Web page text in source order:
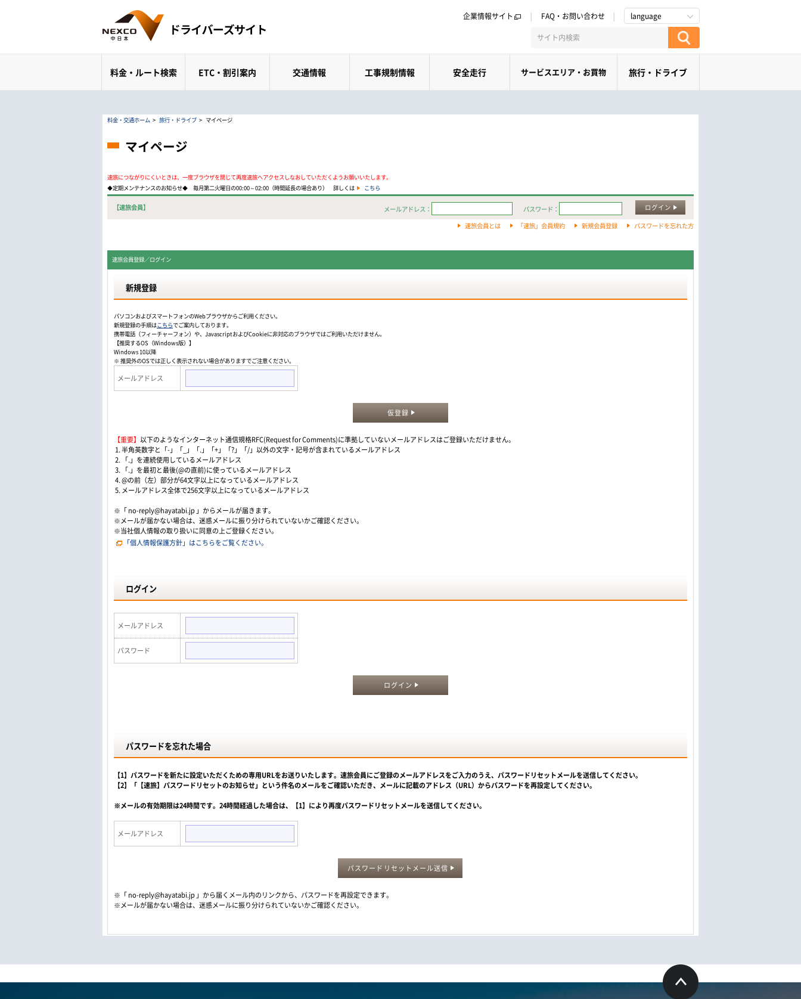
企業情報サイト FAQ・お問い合わせ language
料金・ルート検索 ETC・割引案内 交通情報 工事規制情報 安全走行 サービスエリア・お買物 旅行・ドライブ
料金・交通ホーム > 旅行・ドライブ > マイページ
マイページ
速旅につながりにくいときは、一度ブラウザを閉じて再度速旅へアクセスしなおしていただくようお願いいたします。
◆定期メンテナンスのお知らせ◆ 毎月第二火曜日の00:00～02:00（時間延長の場合あり） 詳しくは
こちら
【速旅会員】 メールアドレス： パスワード： ログイン
速旅会員とは 「速旅」会員規約 新規会員登録 パスワードを忘れた方
速旅会員登録／ログイン
新規登録
パソコンおよびスマートフォンのWebプラウザからご利用ください。
新規登録の手順はこちらでご案内しております。
携帯電話（フィーチャーフォン）や、JavascriptおよびCookieに非対応のブラウザではご利用いただけません。
【推奨するOS（Windows版）】
Windows 10以降
※ 推奨外のOSでは正しく表示されない場合がありますでご注意ください。
メールアドレス
仮登録
【重要】 以下のようなインターネット通信規格RFC(Request for Comments)に準拠していないメールアドレスはご登録いただけません。
1. 半角英数字と「-」「_」「.」「+」「?」「/」以外の文字・記号が含まれているメールアドレス
2. 「.」を連続使用しているメールアドレス
3. 「.」を最初と最後(@の直前)に使っているメールアドレス
4. @の前（左）部分が64文字以上になっているメールアドレス
5. メールアドレス全体で256文字以上になっているメールアドレス
※「 no-reply@hayatabi.jp 」からメールが届きます。
※メールが届かない場合は、迷惑メールに振り分けられていないかご確認ください。
※当社個人情報の取り扱いに同意の上ご登録ください。
「個人情報保護方針」はこちらをご覧ください。
ログイン
メールアドレス
パスワード
ログイン
パスワードを忘れた場合
【1】パスワードを新たに設定いただくための専用URLをお送りいたします。速旅会員にご登録のメールアドレスをご入力のうえ、パスワードリセットメールを送信してください。
【2】「【速旅】パスワードリセットのお知らせ」という件名のメールをご確認いただき、メールに記載のアドレス（URL）からパスワードを再設定してください。
※メールの有効期限は24時間です。24時間経過した場合は、【1】により再度パスワードリセットメールを送信してください。
メールアドレス
パスワードリセットメール送信
※「 no-reply@hayatabi.jp 」から届くメール内のリンクから、パスワードを再設定できます。
※メールが届かない場合は、迷惑メールに振り分けられていないかご確認ください。